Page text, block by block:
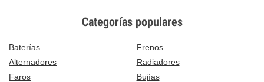
Categorías populares
Baterías
Frenos
Alternadores
Radiadores
Faros
Bujías